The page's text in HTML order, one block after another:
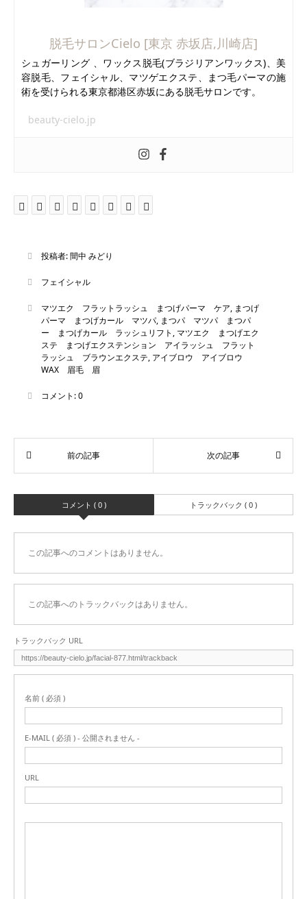
脱毛サロンCielo [東京 赤坂店,川崎店]
シュガーリング 、ワックス脱毛(ブラジリアンワックス)、美
容脱毛、フェイシャル、マツゲエクステ、まつ毛パーマの施
術を受けられる東京都港区赤坂にある脱毛サロンです。
beauty-cielo.jp
投稿者:間中 みどり
フェイシャル
マツエク フラットラッシュ まつげパーマ ケア, まつげ
パーマ まつげカール マツパ, まつパ マツパ まつパ
ー まつげカール ラッシュリフト , マツエク まつげエク
ステ まつげエクステンション アイラッシュ フラット
ラッシュ ブラウンエクステ, アイブロウ アイブロウ
WAX 眉毛 眉
コメント:0
コメント ( 0 ) トラックバック ( 0 )
この記事へのコメントはありません。
この記事へのトラックバックはありません。
トラックバック URL
名前 ( 必須 )
E-MAIL ( 必須 ) - 公開されません -
URL